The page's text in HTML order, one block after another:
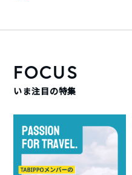
FOCUS
いま注目の特集